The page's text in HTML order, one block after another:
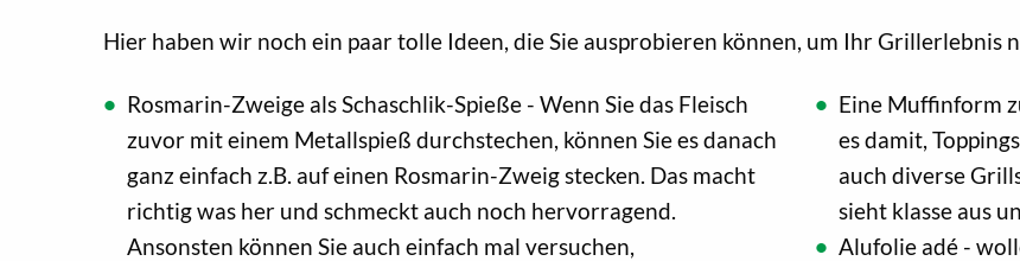
Hier haben wir noch ein paar tolle Ideen, die Sie ausprobieren können, um Ihr Grillerlebnis
Rosmarin-Zweige als Schaschlik-Spieße - Wenn Sie das Fleisch
zuvor mit einem Metallspieß durchstechen, können Sie es danach
ganz einfach z.B. auf einen Rosmarin-Zweig stecken. Das macht
richtig was her und schmeckt auch noch hervorragend.
Ansonsten können Sie auch einfach mal versuchen,
Eine Muffinform
es damit,
auch diverse
sieht klasse aus
Alufolie adé -